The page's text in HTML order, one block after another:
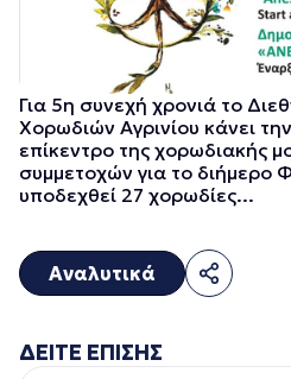
Για 5η συνεχή χρονιά το
Χορωδιών Αγρινίου κάνει
επίκεντρο της χορωδιακής
συμμετοχών για το διήμερο
υποδεχθεί 27 χορωδίες...
Αναλυτικά
ΔΕΙΤΕ ΕΠΙΣΗΣ